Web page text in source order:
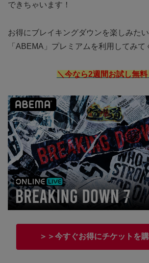
できちゃいます！
お得にブレイキングダウンを楽しみた
「ABEMA」プレミアムを利用してみて
＼今なら2週間お試し無料
＞＞今すぐお得にチケットを